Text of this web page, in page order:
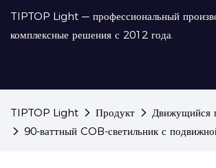
TIPTOP Light — профессиональный
комплексные решения с 2012 года.
TIPTOP Light Продукт Движущийся
90-ваттный COB-светильник с